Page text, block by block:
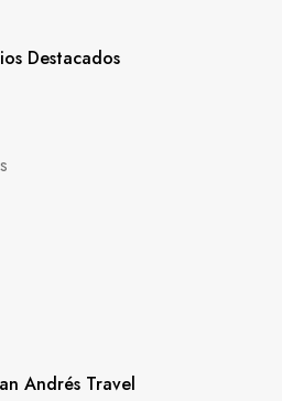
Destacados
Andrés Travel